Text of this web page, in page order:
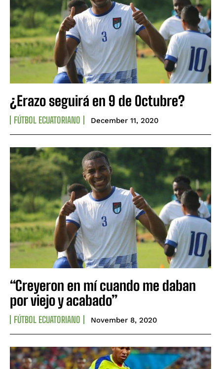
¿Erazo seguirá en 9 de Octubre?
FÚTBOL ECUATORIANO December 11, 2020
“Creyeron en mí cuando me daban
por viejo y acabado”
FÚTBOL ECUATORIANO November 8, 2020